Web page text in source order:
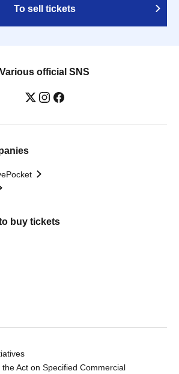
To sell tickets
Various official SNS
buy tickets
Act on Specified Commercial